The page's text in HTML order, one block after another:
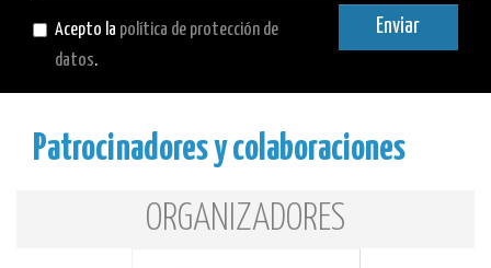
Acepto la política de protección de
datos.
Enviar
Patrocinadores y colaboraciones
ORGANIZADORES